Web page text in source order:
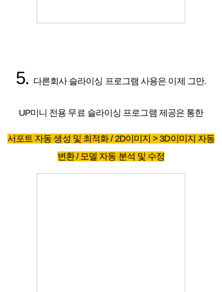
5. 다른회사 슬라이싱 프로그램 사용은 이제 그만.
UP미니 전용 무료 슬라이싱 프로그램 제공은 통한
서포트 자동 생성 및 최적화 / 2D이미지 > 3D이미지 자동
변환 / 모델 자동 분석 및 수정